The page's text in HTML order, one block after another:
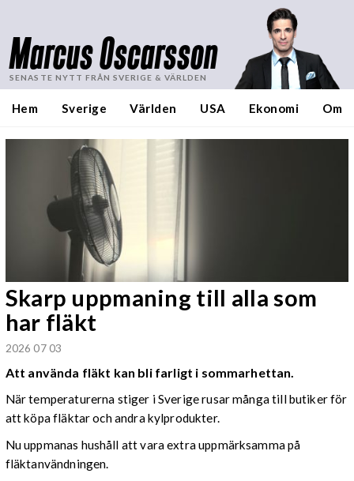
Marcus Oscarsson
SENASTE NYTT FRÅN SVERIGE & VÄRLDEN
Hem Sverige Världen USA Ekonomi Om
Skarp uppmaning till alla som
har fläkt
2026 07 03
Att använda fläkt kan bli farligt i sommarhettan.
När temperaturerna stiger i Sverige rusar många till butiker för
att köpa fläktar och andra kylprodukter.
Nu uppmanas hushåll att vara extra uppmärksamma på
fläktanvändningen.